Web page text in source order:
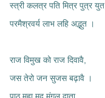
स्त्री कलत्र पति मित्र पुत्र युत,
परमैश्रवर्य लाभ लहि अद्भुत ।
राज विमुख को राज दिवावै,
जस तेरो जन सुजस बढ़ावै ।